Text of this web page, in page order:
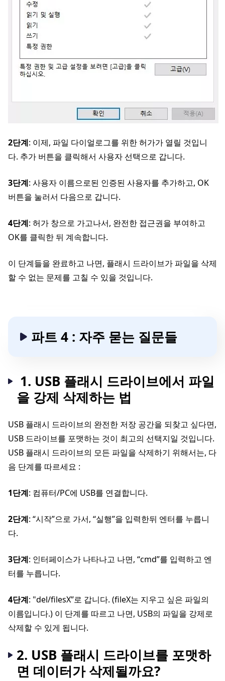
2단계: 이제, 파일 다이얼로그를 위한 허가가 열릴 것입니
다. 추가 버튼을 클릭해서 사용자 선택으로 갑니다.
3단계: 사용자 이름으로된 인증된 사용자를 추가하고, OK
버튼을 눌러서 다음으로 갑니다.
4단계: 허가 창으로 가고나서, 완전한 접근권을 부여하고
OK를 클릭한 뒤 계속합니다.
이 단계들을 완료하고 나면, 플래시 드라이브가 파일을 삭제
할 수 없는 문제를 고칠 수 있을 것입니다.
파트 4 : 자주 묻는 질문들
1. USB 플래시 드라이브에서 파일
을 강제 삭제하는 법
USB 플래시 드라이브의 완전한 저장 공간을 되찾고 싶다면,
USB 드라이브를 포맷하는 것이 최고의 선택지일 것입니다.
USB 플래시 드라이브의 모든 파일을 삭제하기 위해서는, 다
음 단계를 따르세요 :
1단계: 컴퓨터/PC에 USB를 연결합니다.
2단계: “시작”으로 가서, “실행”을 입력한뒤 엔터를 누릅니
다.
3단계: 인터페이스가 나타나고 나면, “cmd”를 입력하고 엔
터를 누릅니다.
4단계: "del/filesX”로 갑니다. (fileX는 지우고 싶은 파일의
이름입니다.) 이 단계를 따르고 나면, USB의 파일을 강제로
삭제할 수 있게 됩니다.
2. USB 플래시 드라이브를 포맷하
면 데이터가 삭제될까요?